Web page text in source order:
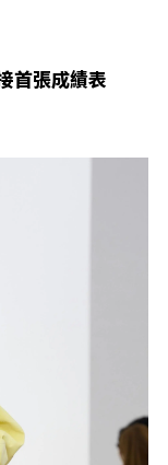
首張成績表